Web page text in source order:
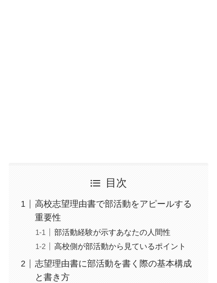
目次
高校志望理由書で部活動をアピールする
重要性
部活動経験が示すあなたの人間性
高校側が部活動から見ているポイント
志望理由書に部活動を書く際の基本構成
と書き方